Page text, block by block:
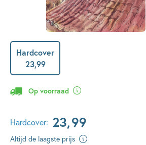
Hardcover
23,99
Op voorraad
Hardcover: 23,99
Altijd de laagste prijs